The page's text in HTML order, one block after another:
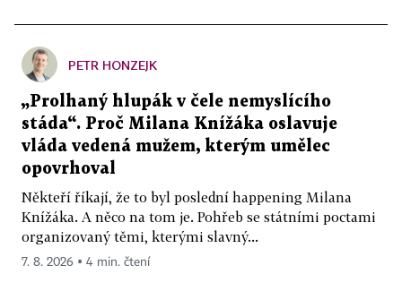
PETR HONZEJK
„Prolhaný hlupák v čele nemyslícího
stáda“. Proč Milana Knížáka oslavuje
vláda vedená mužem, kterým umělec
opovrhoval
Někteří říkají, že to byl poslední happening Milana
Knížáka. A něco na tom je. Pohřeb se státními poctami
organizovaný těmi, kterými slavný...
7. 8. 2026 ▪ 4 min. čtení